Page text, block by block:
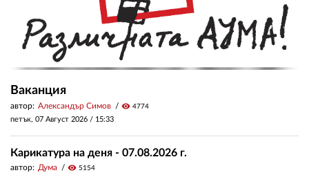
Ваканция
автор: Александър Симов visibility 4774
петък, 07 Август 2026 / 15:33
Карикатура на деня - 07.08.2026 г.
автор: Дума visibility 5154